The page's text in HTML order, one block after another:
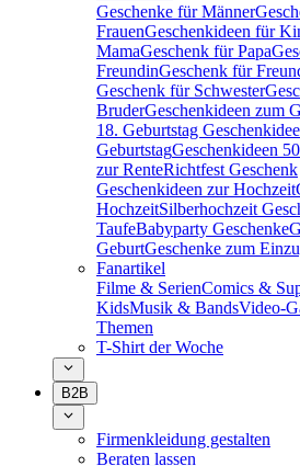
Geschenke für Männer
FrauenGeschenkideen für
MamaGeschenk für Papa
FreundinGeschenk für
Geschenk für Schwester
BruderGeschenkideen zum
18. Geburtstag
GeburtstagGeschenkideen
zur RenteRichtfest Geschenk
Geschenkideen zur Hochzeit
HochzeitSilberhochzeit
TaufeBabyparty Geschenke
GeburtGeschenke zum
Fanartikel
Filme & SerienComics &
KidsMusik & BandsVideo-
Themen
T-Shirt der Woche
B2B
Firmenkleidung gestalten
Beraten lassen